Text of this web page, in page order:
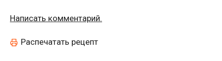
Написать комментарий.
Распечатать рецепт